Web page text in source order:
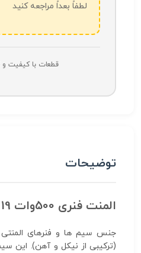
لطفاً بعداً مراجعه کنید
قطعات با کیفیت
توضیحات
المنت فنری 500وات 19 سانت
جنس سیم ها و فنرهای
(ترکیبی از نیکل و آهن). این